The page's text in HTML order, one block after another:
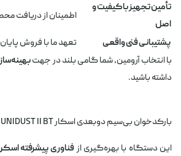
تأمین تجهیز باکیفیت و
اصل
اطمینان از دریافت
پشتیبانی فنی واقعی
تعهد ما با فروش
با انتخاب آرومین، شما گامی بلند در جهت
داشته باشید.
بارکدخوان بی‌سیم دوبعدی اسکار UNIDUST II BT، یکی از
این دستگاه با بهره‌گیری ازفناوری پیشرفته